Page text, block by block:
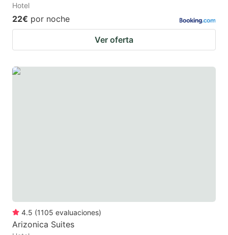
Hotel
22€ por noche
Ver oferta
4.5 (1105 evaluaciones)
Arizonica Suites